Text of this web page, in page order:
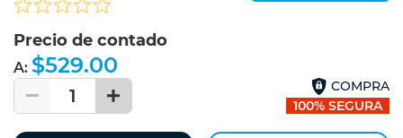
Precio de contado
A: $529.00
1
COMPRA
100% SEGURA